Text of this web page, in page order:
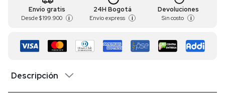
Envío gratis
Desde $ 199.900 i
24H Bogotá
Envío express i
Devoluciones
Sin costo i
Descripción